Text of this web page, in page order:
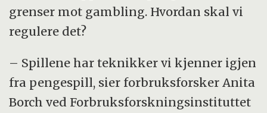
grenser mot gambling. Hvordan skal vi
regulere det?
– Spillene har teknikker vi kjenner igjen
fra pengespill, sier forbruksforsker Anita
Borch ved Forbruksforskningsinstituttet